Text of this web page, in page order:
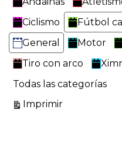
Ciclismo
Fútbol
General
Motor
Tiro con arco
Todas las categorías
ImprimirVistas